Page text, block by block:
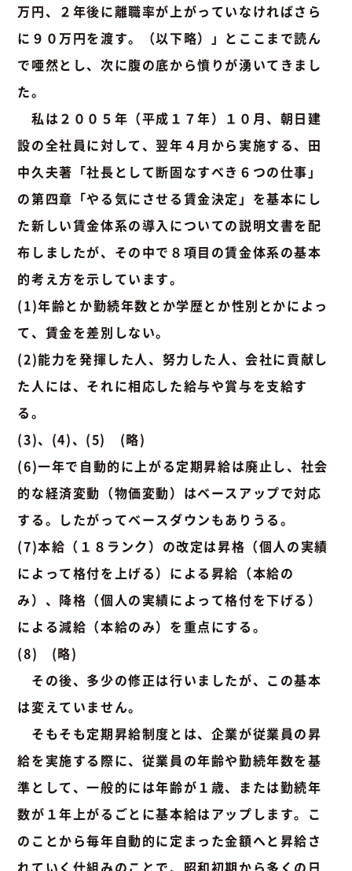
万円、２年後に離職率が上がっていなければさら
に９０万円を渡す。（以下略）」とここまで読ん
で唖然とし、次に腹の底から憤りが湧いてきまし
た。
私は２００５年（平成１７年）１０月、朝日建
設の全社員に対して、翌年４月から実施する、田
中久夫著「社長として断固なすべき６つの仕事」
の第四章「やる気にさせる賃金決定」を基本にし
た新しい賃金体系の導入についての説明文書を配
布しましたが、その中で８項目の賃金体系の基本
的考え方を示しています。
(1)年齢とか勤続年数とか学歴とか性別とかによっ
て、賃金を差別しない。
(2)能力を発揮した人、努力した人、会社に貢献し
た人には、それに相応した給与や賞与を支給す
る。
(3)、(4)、(5) (略)
(6)一年で自動的に上がる定期昇給は廃止し、社会
的な経済変動（物価変動）はベースアップで対応
する。したがってベースダウンもありうる。
(7)本給（１８ランク）の改定は昇格（個人の実績
によって格付を上げる）による昇給（本給の
み）、降格（個人の実績によって格付を下げる）
による減給（本給のみ）を重点にする。
(8) (略)
その後、多少の修正は行いましたが、この基本
は変えていません。
そもそも定期昇給制度とは、企業が従業員の昇
給を実施する際に、従業員の年齢や勤続年数を基
準として、一般的には年齢が１歳、または勤続年
数が１年上がるごとに基本給はアップします。こ
のことから毎年自動的に定まった金額へと昇給さ
れていく仕組みのことで、昭和初期から多くの日